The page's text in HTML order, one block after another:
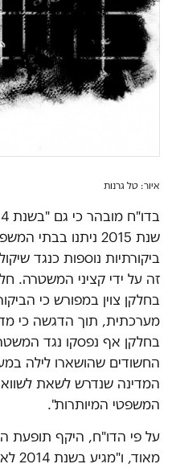
איור: טל גרנות
שנת 2015 ניתנו
ביקורתיות נוספות כנגד
זה על ידי קציני המשטרה.
בחלקן צוין במפורש כי
מערכתית, תוך הדגשה כי
בחלקן אף נפסקו נגד
החשודים שהושארו לילה
המדינה שנדרש לשאת לשווא
המשפטי המיותרות".
על פי הדו"ח, היקף תופעת